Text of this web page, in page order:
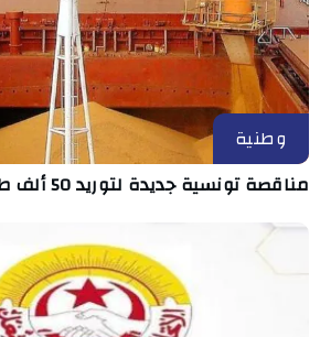
وطنية
مناقصة تونسية جديدة لتوريد 50 ألف طن من علف الذرة